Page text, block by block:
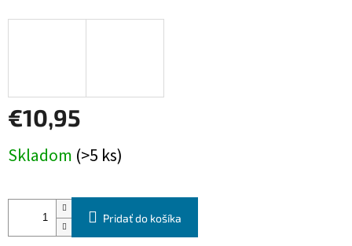
€10,95
cena:
Skladom (>5 ks)
Pridať do košíka